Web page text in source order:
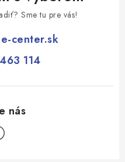
Sme tu pre vás!
center.sk
114